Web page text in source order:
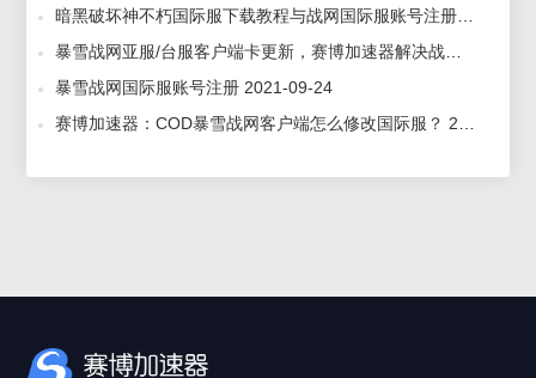
暗黑破坏神不朽国际服下载教程与战网国际服账号注册方法-赛博加速器 2022-05-31
暴雪战网亚服/台服客户端卡更新，赛博加速器解决战网安装不了卡更新问题 2023-02-02
暴雪战网国际服账号注册 2021-09-24
赛博加速器：COD暴雪战网客户端怎么修改国际服？ 2020-03-16